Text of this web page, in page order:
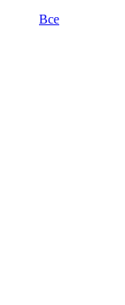
Все